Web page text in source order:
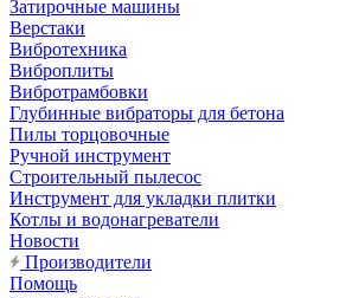
Затирочные машины
Верстаки
Вибротехника
Виброплиты
Вибротрамбовки
Глубинные вибраторы для бетона
Пилы торцовочные
Ручной инструмент
Строительный пылесос
Инструмент для укладки плитки
Котлы и водонагреватели
Новости
Производители
Помощь